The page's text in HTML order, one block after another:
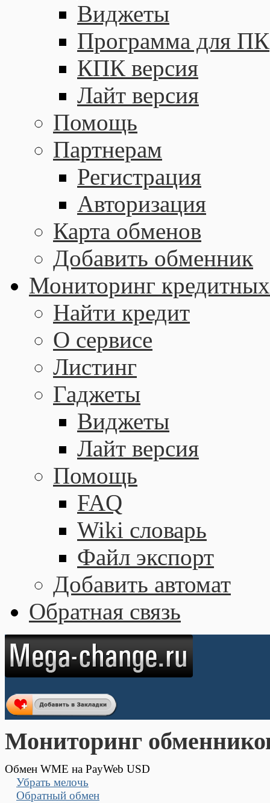
Виджеты
Программа для ПК
КПК версия
Лайт версия
Помощь
Партнерам
Регистрация
Авторизация
Карта обменов
Добавить обменник
Мониторинг кредитных
Найти кредит
О сервисе
Листинг
Гаджеты
Виджеты
Лайт версия
Помощь
FAQ
Wiki словарь
Файл экспорт
Добавить автомат
Обратная связь
Мониторинг
Обмен WME на PayWeb USD
Убрать мелочь
Обратный обмен